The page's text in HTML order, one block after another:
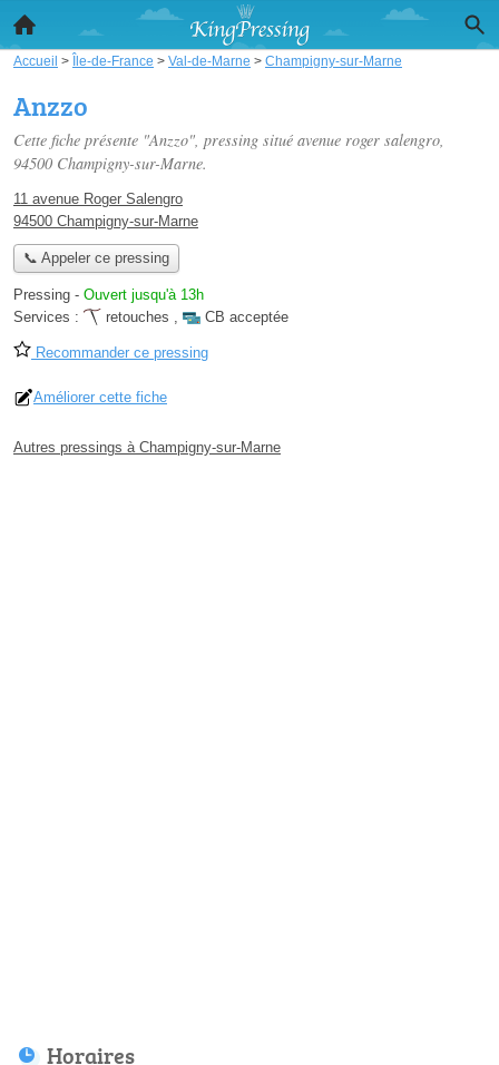
Accueil > Île-de-France > Val-de-Marne > Champigny-sur-Marne
Anzzo
Cette fiche présente "Anzzo", pressing situé avenue roger salengro,
94500 Champigny-sur-Marne.
11 avenue Roger Salengro
94500 Champigny-sur-Marne
📞 Appeler ce pressing
Pressing - Ouvert jusqu'à 13h
Services :
retouches , CB acceptée
Recommander ce pressing
Améliorer cette fiche
Autres pressings à Champigny-sur-Marne
Horaires